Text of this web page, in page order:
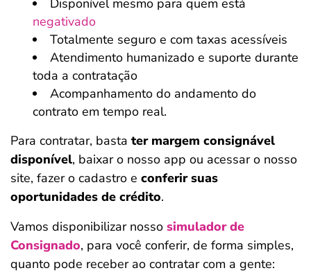
Disponível mesmo para quem está
negativado
Totalmente seguro e com taxas acessíveis
Atendimento humanizado e suporte durante
toda a contratação
Acompanhamento do andamento do
contrato em tempo real.
Para contratar, basta ter margem consignável
disponível, baixar o nosso app ou acessar o nosso
site, fazer o cadastro e conferir suas
oportunidades de crédito.
Vamos disponibilizar nosso simulador de
Consignado, para você conferir, de forma simples,
quanto pode receber ao contratar com a gente: